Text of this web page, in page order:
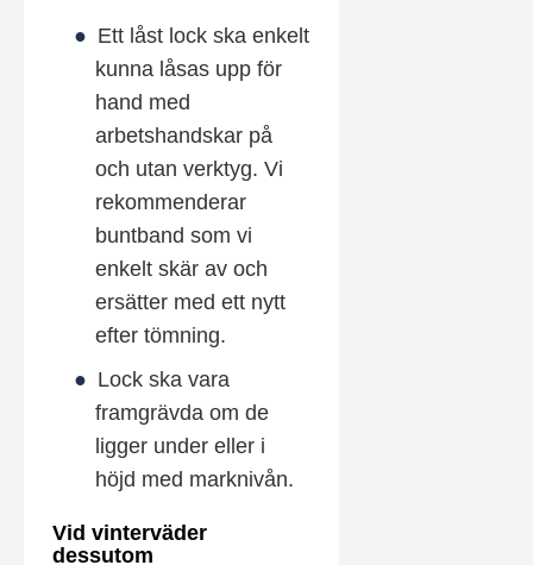
Ett låst lock ska enkelt
kunna låsas upp för
hand med
arbetshandskar på
och utan verktyg. Vi
rekommenderar
buntband som vi
enkelt skär av och
ersätter med ett nytt
efter tömning.
Lock ska vara
framgrävda om de
ligger under eller i
höjd med marknivån.
Vid vinterväder
dessutom